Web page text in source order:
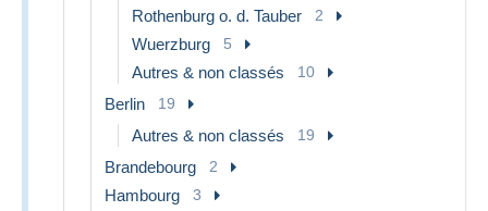
Rothenburg o. d. Tauber 2
Wuerzburg 5
Autres & non classés 10
Berlin 19
Autres & non classés 19
Brandebourg 2
Hambourg 3